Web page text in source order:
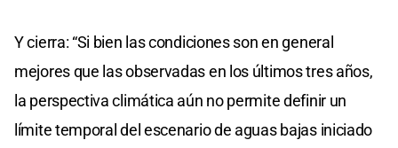
Y cierra: “Si bien las condiciones son en general
mejores que las observadas en los últimos tres años,
la perspectiva climática aún no permite definir un
límite temporal del escenario de aguas bajas iniciado